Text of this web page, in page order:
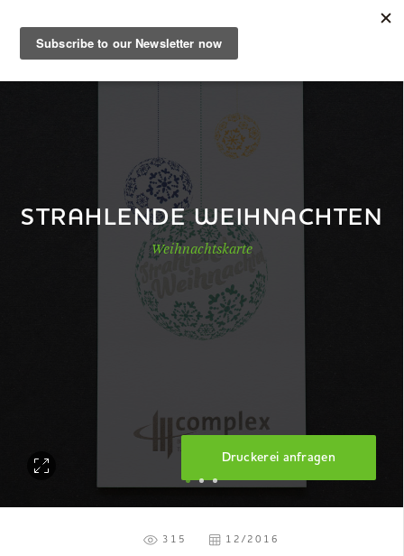
Musterbuch
Production
Druckerei anfragen
STRAHLENDE WEIHNACHTEN
Weihnachtskarte
315 12/2016